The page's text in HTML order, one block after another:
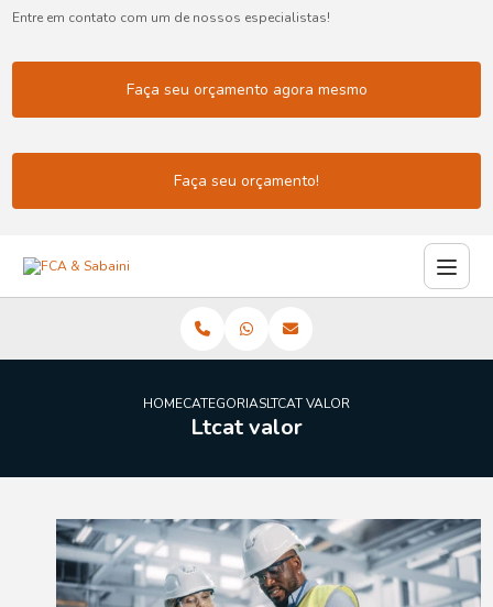
Entre em contato com um de nossos especialistas!
Faça seu orçamento agora mesmo
Faça seu orçamento!
HOMECATEGORIASLTCAT VALOR
Ltcat valor